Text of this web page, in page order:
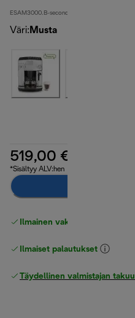
ESAM3000.B-second
Väri: Musta
519,00 €
*Sisältyy ALV:hen
Ilmainen vakiotoimitus
Ilmaiset palautukset
Täydellinen valmistajan takuu